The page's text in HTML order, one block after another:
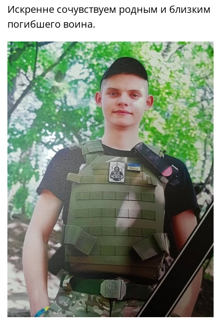
Искренне сочувствуем родным и близким
погибшего воина.